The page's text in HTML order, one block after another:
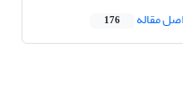
مقاله 176